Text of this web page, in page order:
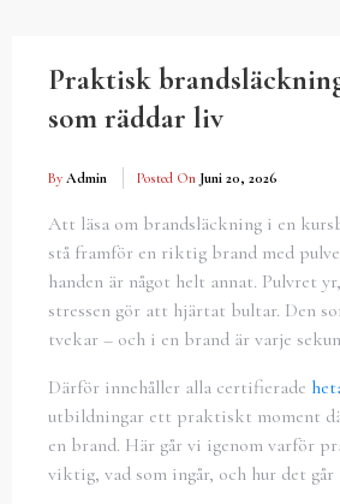
Praktisk
som räddar liv
By Admin Posted On Juni 20, 2026
Att läsa om brandsläckning i en
stå framför en riktig brand med
handen är något helt annat. Pulvret
stressen gör att hjärtat bultar. Den
tvekar – och i en brand är varje
Därför innehåller alla certifierade
utbildningar ett praktiskt moment
en brand. Här går vi igenom varför
viktig, vad som ingår, och hur det